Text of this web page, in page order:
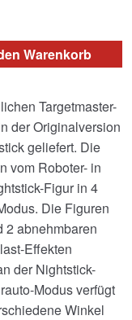
Warenkorb
Targetmaster-
der Originalversion
geliefert. Die
vom Roboter- in
Figur in 4
Die Figuren
2 abnehmbaren
Effekten
der Nightstick-
Modus verfügt
Winkel